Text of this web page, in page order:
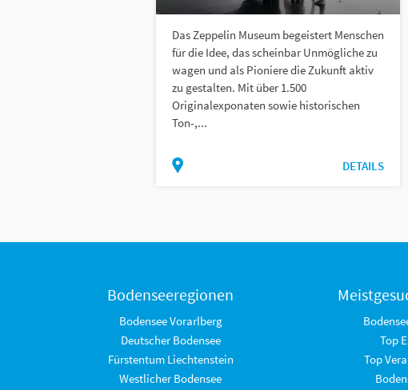
Das Zeppelin Museum begeistert Menschen
für die Idee, das scheinbar Unmögliche zu
wagen und als Pioniere die Zukunft aktiv
zu gestalten. Mit über 1.500
Originalexponaten sowie historischen
Ton-,...
DETAILS
Bodenseeregionen
Bodensee Vorarlberg
Deutscher Bodensee
Fürstentum Liechtenstein
Westlicher Bodensee
Top
Top